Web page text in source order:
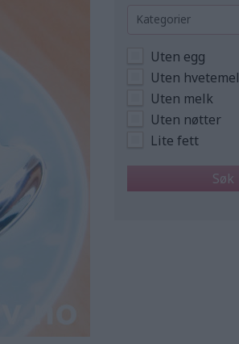
Kategorier
Uten egg
Uten hvetemel
Uten melk
Uten nøtter
Lite fett